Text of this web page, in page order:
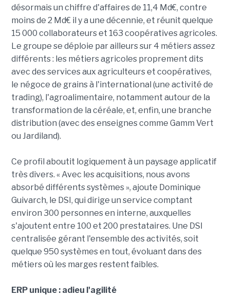
désormais un chiffre d'affaires de 11,4 Md€, contre
moins de 2 Md€ il y a une décennie, et réunit quelque
15 000 collaborateurs et 163 coopératives agricoles.
Le groupe se déploie par ailleurs sur 4 métiers assez
différents : les métiers agricoles proprement dits
avec des services aux agriculteurs et coopératives,
le négoce de grains à l'international (une activité de
trading), l'agroalimentaire, notamment autour de la
transformation de la céréale, et, enfin, une branche
distribution (avec des enseignes comme Gamm Vert
ou Jardiland).
Ce profil aboutit logiquement à un paysage applicatif
très divers. « Avec les acquisitions, nous avons
absorbé différents systèmes », ajoute Dominique
Guivarch, le DSI, qui dirige un service comptant
environ 300 personnes en interne, auxquelles
s'ajoutent entre 100 et 200 prestataires. Une DSI
centralisée gérant l'ensemble des activités, soit
quelque 950 systèmes en tout, évoluant dans des
métiers où les marges restent faibles.
ERP unique : adieu l'agilité